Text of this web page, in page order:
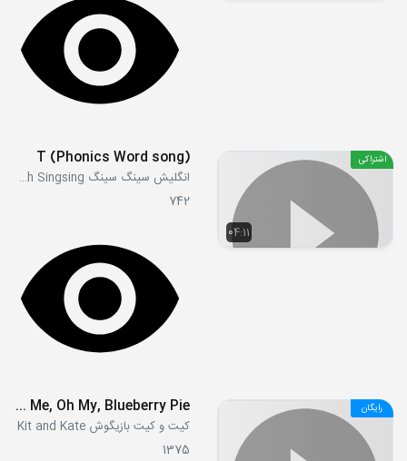
04:11
اشتراکی T (Phonics Word song)
انگلیش سینگ سینگ English Singsing
742
رایگان S01E01 - Me, Oh My, Blueberry Pie
کیت و کیت بازیگوش Kit and Kate
1375